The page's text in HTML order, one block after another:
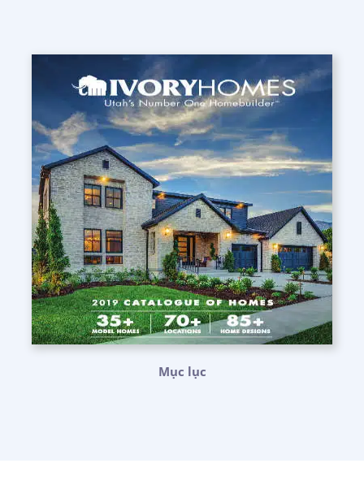
Mục lục